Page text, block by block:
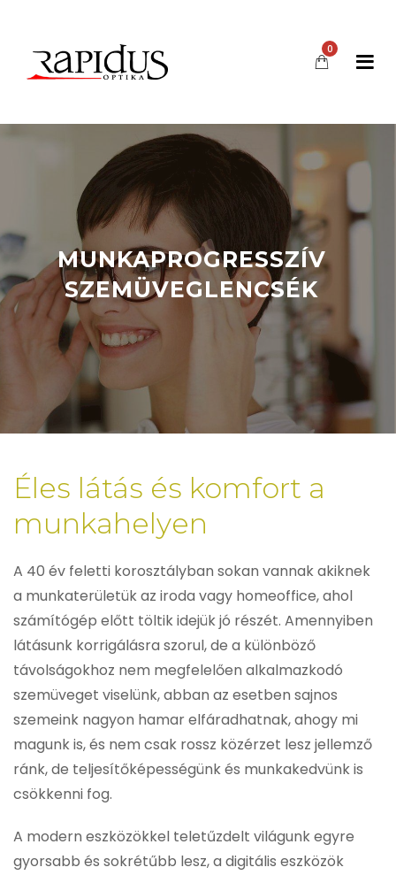
0
MUNKAPROGRESSZÍV
SZEMÜVEGLENCSÉK
Éles látás és komfort a
munkahelyen
A 40 év feletti korosztályban sokan vannak akiknek
a munkaterületük az iroda vagy homeoffice, ahol
számítógép előtt töltik idejük jó részét. Amennyiben
látásunk korrigálásra szorul, de a különböző
távolságokhoz nem megfelelően alkalmazkodó
szemüveget viselünk, abban az esetben sajnos
szemeink nagyon hamar elfáradhatnak, ahogy mi
magunk is, és nem csak rossz közérzet lesz jellemző
ránk, de teljesítőképességünk és munkakedvünk is
csökkenni fog.
A modern eszközökkel teletűzdelt világunk egyre
gyorsabb és sokrétűbb lesz, a digitális eszközök